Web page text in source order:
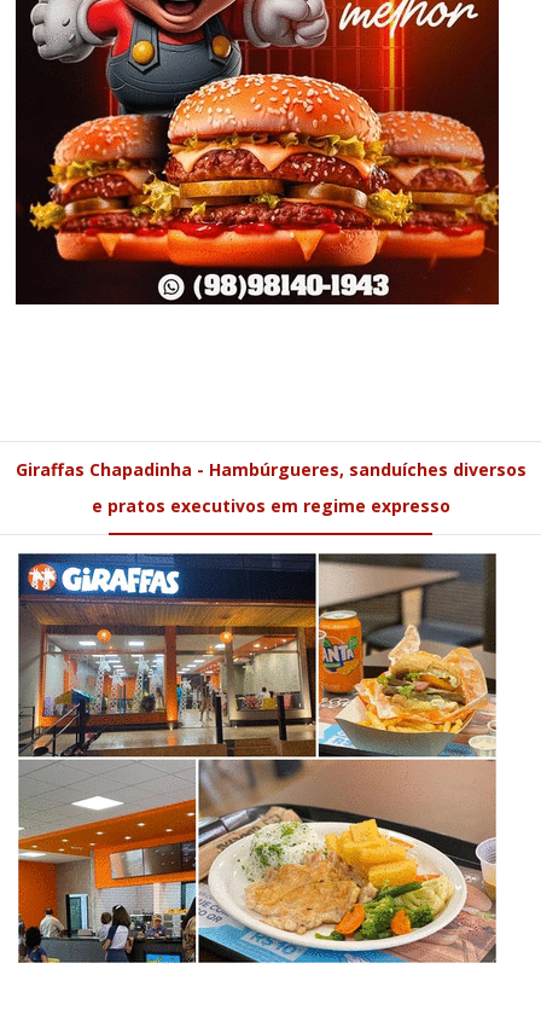
Giraffas Chapadinha - Hambúrgueres, sanduíches diversos
e pratos executivos em regime expresso